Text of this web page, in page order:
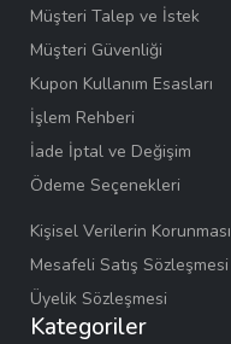
Müşteri Talep ve İstek
Müşteri Güvenliği
Kupon Kullanım Esasları
İşlem Rehberi
İade İptal ve Değişim
Ödeme Seçenekleri
Kişisel Verilerin Korunması
Mesafeli Satış Sözleşmesi
Üyelik Sözleşmesi
Kategoriler